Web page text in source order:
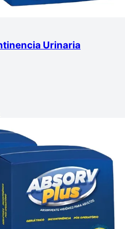
Urinaria